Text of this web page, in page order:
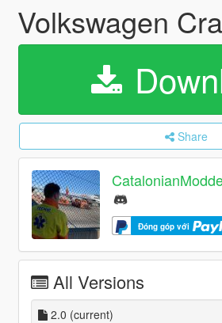
Volkswagen
Share
Đóng góp với
All Versions
2.0 (current)